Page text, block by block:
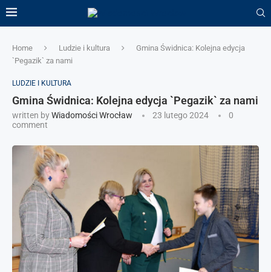
Home Ludzie i kultura
Gmina Świdnica: Kolejna edycja
`Pegazik` za nami
LUDZIE I KULTURA
Gmina Świdnica: Kolejna edycja `Pegazik` za nami
written byWiadomości Wrocław 23 lutego 2024
0
comment